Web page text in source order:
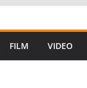
FILM VIDEO